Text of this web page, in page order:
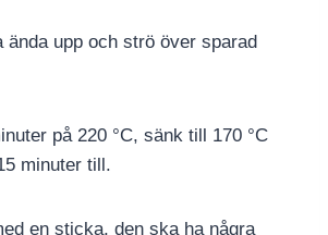
ända upp och strö över sparad
på 220 °C, sänk till 170 °C
minuter till.
en sticka, den ska ha några